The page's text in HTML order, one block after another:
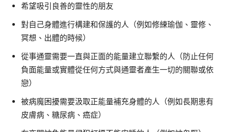
希望吸引良善的靈性的朋友
對自己身體進行構建和保護的人（例如修練瑜伽、靈修、
冥想、出體的時候）
從事通靈需要一直與正面的能量建立聯繫的人（防止任何
負面能量或實體從任何方式與通靈者產生一切的關聯或依
戀）
被病魔困擾需要汲取正能量補充身體的人（例如長期患有
皮膚病、糖尿病、癌症）